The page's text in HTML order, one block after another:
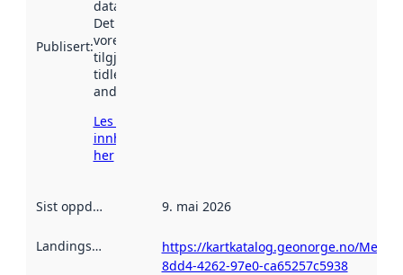
Publisert:
data.norge.no.
Det kan ha
vore
tilgjengeleg
tidlegare
andre stader.
Les meir om
innhenting
her
Sist oppdatert 9. mai 2026
Landingsside
https://kartkatalog.geonorge.no/
8dd4-4262-97e0-ca65257c5938